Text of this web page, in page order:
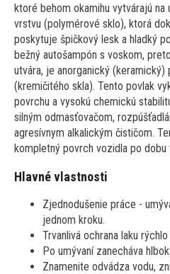
ktoré behom okamihu vytvárajú na
vrstvu (polymérové ​​sklo), ktorá
poskytuje špičkový lesk a hladký
bežný autošampón s voskom,
utvára, je anorganický (keramický)
(kremičitého skla). Tento povlak
povrchu a vysokú chemickú
silným odmasťovačom,
agresívnym alkalickým čističom.
kompletný povrch vozidla po dobu
Hlavné vlastnosti
Zjednodušenie práce -
jednom kroku.
Trvanlivá ochrana laku
Po umývaní zanecháva
Znamenite odvádza vodu,